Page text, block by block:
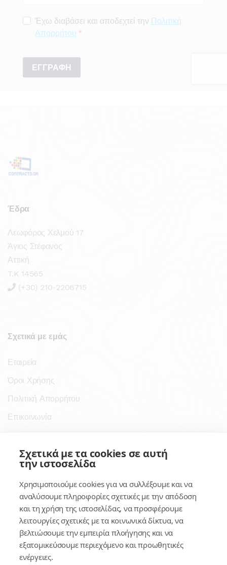
Έδρα
Λεωφόρος Χελμού 17
Άγιος Στέφανος
Αττική
T.K 14565
(+30) 210-2206715
Σχετικά με εμάς
Εταιρεία
Όροι Χρήσης
Πολιτική Απορρήτου
Επικοινωνία
Σύνδεσμοι
Κέντρο Γνώσης
Πλατφόρμα
Εγγραφή
Για δημοσίους υπαλλήλους
Σχετικά με τα cookies σε αυτή
την ιστοσελίδα
Χρησιμοποιούμε cookies για να συλλέξουμε και να
αναλύσουμε πληροφορίες σχετικές με την απόδοση
και τη χρήση της ιστοσελίδας, να προσφέρουμε
λειτουργίες σχετικές με τα κοινωνικά δίκτυα, να
βελτιώσουμε την εμπειρία πλοήγησης και να
εξατομικεύσουμε περιεχόμενο και προωθητικές
ενέργειες.